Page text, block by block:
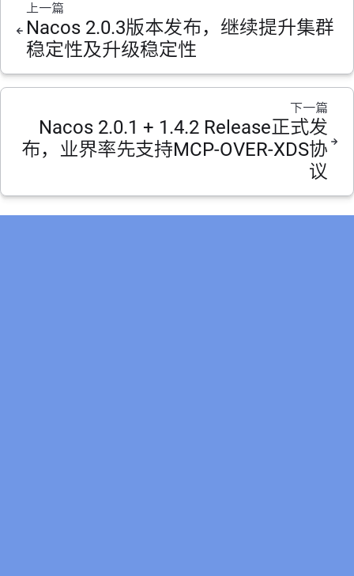
上一篇
Nacos 2.0.3版本发布，继续提升集群
稳定性及升级稳定性
下一篇
Nacos 2.0.1 + 1.4.2 Release正式发
布，业界率先支持MCP-OVER-XDS协
议